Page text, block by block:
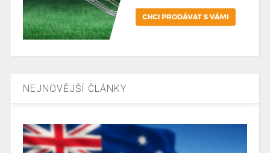
NEJNOVĚJŠÍ ČLÁNKY